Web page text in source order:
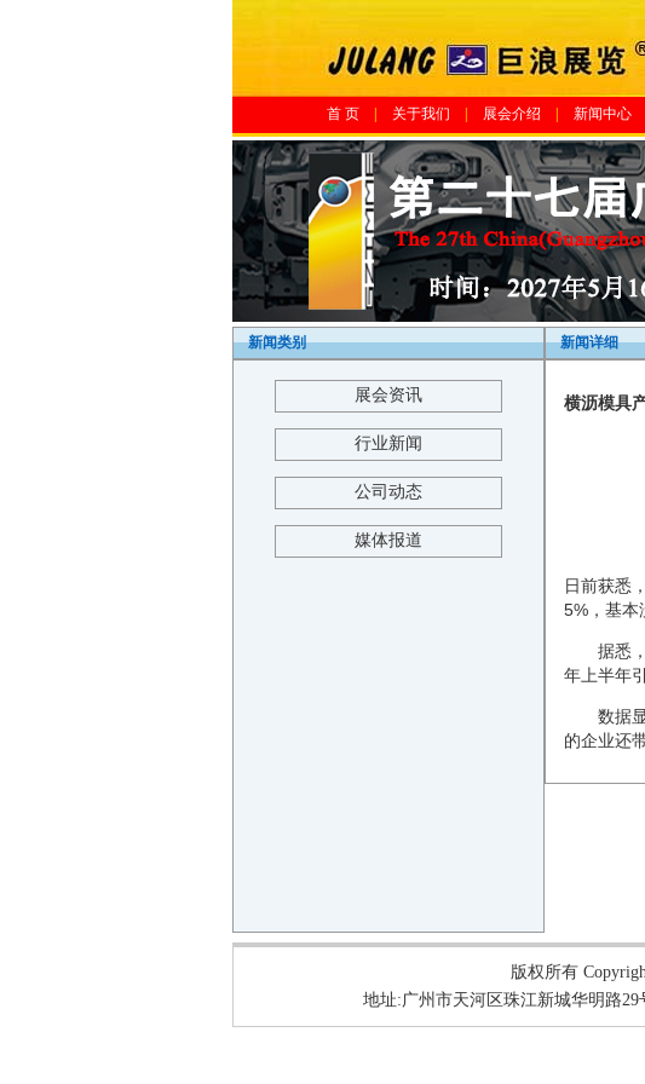
首 页 关于我们 展会介绍 新闻中心
新闻类别
展会资讯
行业新闻
公司动态
媒体报道
新闻详细
横沥模具
日前获悉
5%，基本
据悉，
年上半年
数据显
的企业还
版权所有
地址:广州市天河区珠江新城华明路